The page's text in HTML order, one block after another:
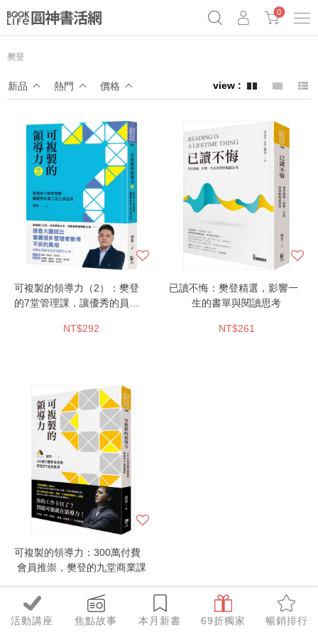
Netflix話題章魚小說！
0
活動講座 焦點故事 本月新書 69折獨家 暢銷排行
樊登
新品 熱門 價格
可複製的領導力（2）：樊登
的7堂管理課，讓優秀的員工
NT$292
已讀不悔：樊登精選，影響一
生的書單與閱讀思考
NT$261
可複製的領導力：300萬付費
會員推崇，樊登的九堂商業課